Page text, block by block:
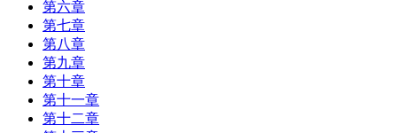
第六章
第七章
第八章
第九章
第十章
第十一章
第十二章